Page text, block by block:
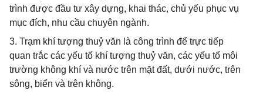
trình được đầu tư xây dựng, khai thác, chủ yếu phục vụ
mục đích, nhu cầu chuyên ngành.
3. Trạm khí tượng thuỷ văn là công trình để trực tiếp
quan trắc các yếu tố khí tượng thuỷ văn, các yếu tố môi
trường không khí và nước trên mặt đất, dưới nước, trên
sông, biển và trên không.